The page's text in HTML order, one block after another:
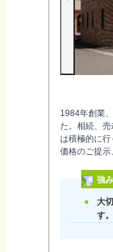
1984年創業
た。相続、売
は積極的に
価格のご提示
強み
大
す。